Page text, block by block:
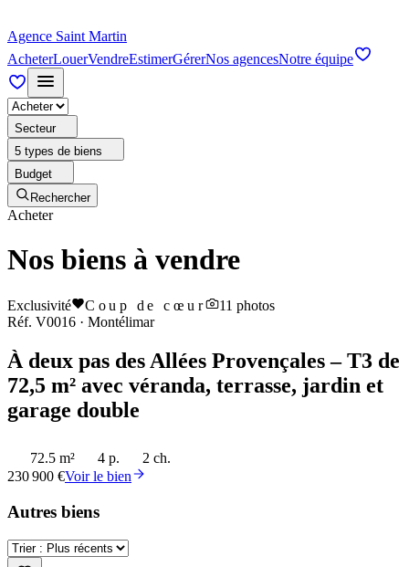
Agence Saint Martin
AcheterLouerVendreEstimerGérerNos agencesNotre équipe
Secteur
5 types de biens
Budget
Rechercher
Acheter
Nos biens à vendre
Exclusivité Coup de cœur 11 photos
Réf. V0016 · Montélimar
À deux pas des Allées Provençales – T3 de
72,5 m² avec véranda, terrasse, jardin et
garage double
72.5 m² 4 p.
2 ch.
230 900 €Voir le bien
Autres biens